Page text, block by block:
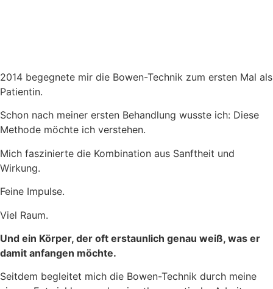
2014 begegnete mir die Bowen-Technik zum ersten Mal als
Patientin.
Schon nach meiner ersten Behandlung wusste ich: Diese
Methode möchte ich verstehen.
Mich faszinierte die Kombination aus Sanftheit und
Wirkung.
Feine Impulse.
Viel Raum.
Und ein Körper, der oft erstaunlich genau weiß, was er
damit anfangen möchte.
Seitdem begleitet mich die Bowen-Technik durch meine